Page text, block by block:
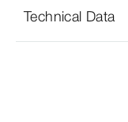
Technical Data